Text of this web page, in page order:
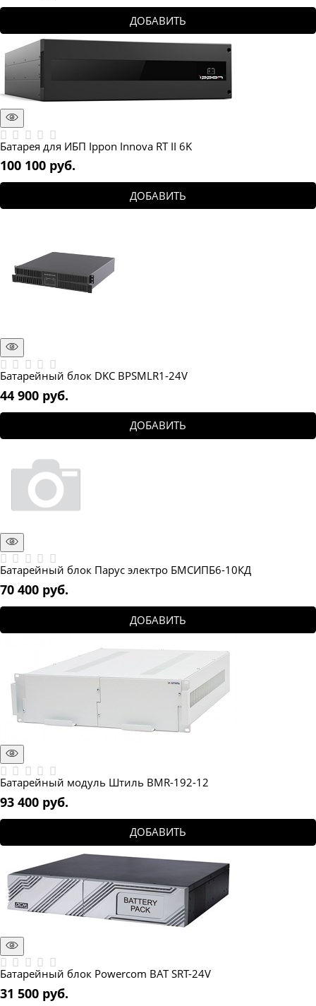
ДОБАВИТЬ
Батарея для ИБП Ippon Innova RT II 6K
100 100 руб.
ДОБАВИТЬ
Батарейный блок DKC BPSMLR1-24V
44 900 руб.
ДОБАВИТЬ
Батарейный блок Парус электро БМСИПБ6-10КД
70 400 руб.
ДОБАВИТЬ
Батарейный модуль Штиль BMR-192-12
93 400 руб.
ДОБАВИТЬ
Батарейный блок Powercom BAT SRT-24V
31 500 руб.